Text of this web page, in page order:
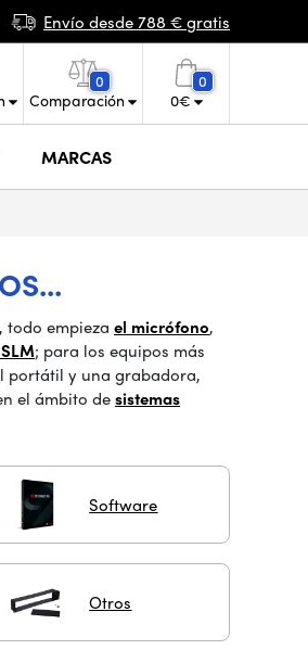
Envío desde 788 € gratis
0
Comparación
0
0€
MARCAS
todo empieza el micrófono,
; para los equipos más
portátil y una grabadora,
el ámbito desistemas
Software
Otros